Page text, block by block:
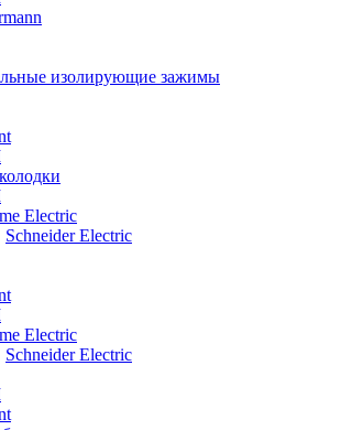
изолирующие зажимы
Electric
Schneider Electric
Electric
Schneider Electric